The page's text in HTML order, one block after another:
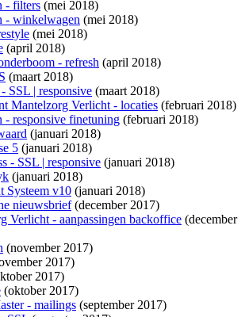
- filters (mei 2018)
- winkelwagen (mei 2018)
(mei 2018)
(april 2018)
- refresh (april 2018)
(maart 2018)
SSL | responsive (maart 2018)
Mantelzorg Verlicht - locaties (februari 2018)
- responsive finetuning (februari 2018)
(januari 2018)
5 (januari 2018)
- SSL | responsive (januari 2018)
(januari 2018)
Systeem v10 (januari 2018)
nieuwsbrief(december 2017)
Verlicht - aanpassingen backoffice (december
(november 2017)
2017)
2017)
(oktober 2017)
- mailings (september 2017)